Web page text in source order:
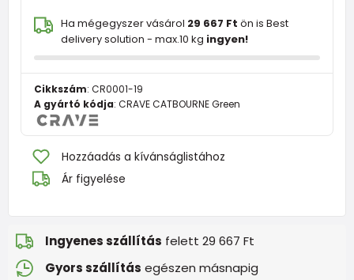
Ha mégegyszer vásárol 29 667 Ft ön is Best
delivery solution - max.10 kg ingyen!
Cikkszám: CR0001-19
A gyártó kódja: CRAVE CATBOURNE Green
Hozzáadás a kívánságlistához
Ár figyelése
Ingyenes szállítás felett 29 667 Ft
Gyors szállítás egészen másnapig